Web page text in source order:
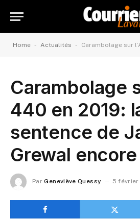
Home - Actualités - Carambolage sur l’A-440 en 2019:
Carambolage
440 en 2019:
sentence de
Grewal
Par Geneviève Quessy 5 février